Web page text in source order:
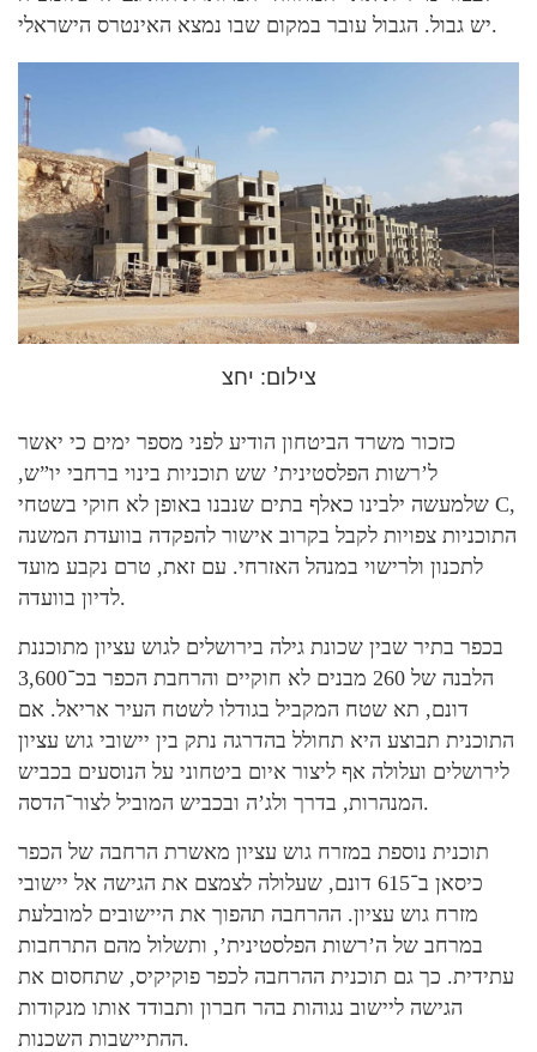
יש גבול. הגבול עובר במקום שבו נמצא האינטרס הישראלי.
צילום: יחצ
כזכור משרד הביטחון הודיע לפני מספר ימים כי יאשר
ל’רשות הפלסטינית’ שש תוכניות בינוי ברחבי יו”ש,
שלמעשה ילבינו כאלף בתים שנבנו באופן לא חוקי בשטחי C,
התוכניות צפויות לקבל בקרוב אישור להפקדה בוועדת המשנה
לתכנון ולרישוי במנהל האזרחי. עם זאת, טרם נקבע מועד
לדיון בוועדה.
בכפר בתיר שבין שכונת גילה בירושלים לגוש עציון מתוכננת
הלבנה של 260 מבנים לא חוקיים והרחבת הכפר בכ־3,600
דונם, תא שטח המקביל בגודלו לשטח העיר אריאל. אם
התוכנית תבוצע היא תחולל בהדרגה נתק בין יישובי גוש עציון
לירושלים ועלולה אף ליצור איום ביטחוני על הנוסעים בכביש
המנהרות, בדרך ולג’ה ובכביש המוביל לצור־הדסה.
תוכנית נוספת במזרח גוש עציון מאשרת הרחבה של הכפר
כיסאן ב־615 דונם, שעלולה לצמצם את הגישה אל יישובי
מזרח גוש עציון. ההרחבה תהפוך את היישובים למובלעת
במרחב של ה’רשות הפלסטינית’, ותשלול מהם התרחבות
עתידית. כך גם תוכנית ההרחבה לכפר פוקיקיס, שתחסום את
הגישה ליישוב נגוהות בהר חברון ותבודד אותו מנקודות
ההתיישבות השכנות.